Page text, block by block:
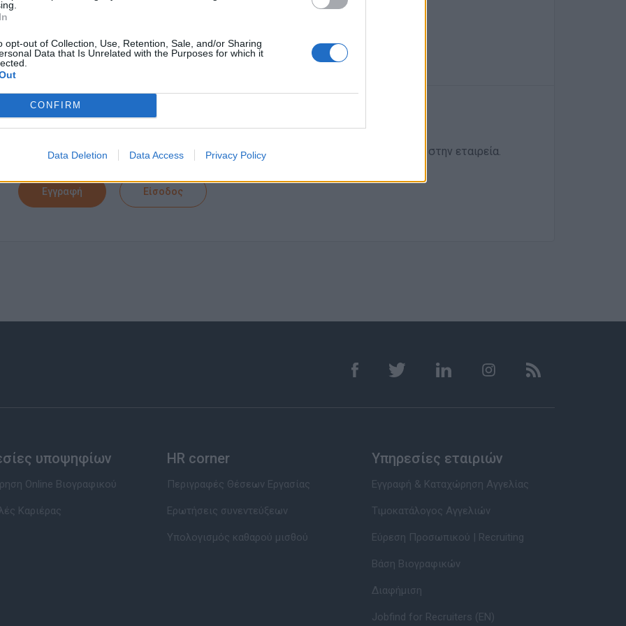
opt-out of Collection, Use, Retention, Sale, and/or Sharing
Data that Is Unrelated with the Purposes for which it
CONFIRM
Data Deletion Data Access Privacy Policy
Δυνατότητα επαγγελματικής εξέλιξης
Αίτηση - Αποστολή Βιογραφικού
Σας ενδιαφέρει η θέση εργασίας; Εγγραφείτε για να στείλετε το βιογραφικό σας στην εταιρεία.
Εγγραφή Είσοδος
υποψηφίων
Online Βιογραφικού
Καριέρας
HR corner
Περιγραφές Θέσεων Εργασίας
Ερωτήσεις συνεντεύξεων
Υπολογισμός καθαρού μισθού
Υπηρεσίες εταιριών
Εγγραφή & Καταχώρηση Αγγελίας
Τιμοκατάλογος Αγγελιών
Εύρεση Προσωπικού | Recruiting
Βάση Βιογραφικών
Διαφήμιση
Jobfind for Recruiters (EN)